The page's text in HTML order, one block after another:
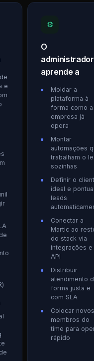
e
⚙
O
administrador
aprende a
Moldar a
plataforma à
forma como a
empresa já
opera
Montar
automações
trabalham o
sozinhas
Definir o
ideal e
leads
Conectar a
Martic ao
do stack via
integrações e
API
Distribuir
atendimento
forma justa e
com SLA
Colocar novos
membros do
time para
rápido